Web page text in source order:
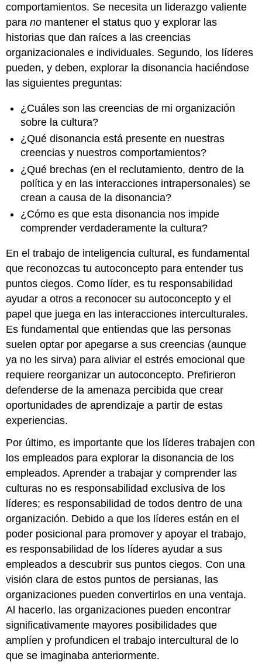
comportamientos. Se necesita un liderazgo valiente
parano mantener el status quo y explorar las
historias que dan raíces a las creencias
organizacionales e individuales. Segundo, los líderes
pueden, y deben, explorar la disonancia haciéndose
las siguientes preguntas:
¿Cuáles son las creencias de mi organización
sobre la cultura?
¿Qué disonancia está presente en nuestras
creencias y nuestros comportamientos?
¿Qué brechas (en el reclutamiento, dentro de la
política y en las interacciones intrapersonales) se
crean a causa de la disonancia?
¿Cómo es que esta disonancia nos impide
comprender verdaderamente la cultura?
En el trabajo de inteligencia cultural, es fundamental
que reconozcas tu autoconcepto para entender tus
puntos ciegos. Como líder, es tu responsabilidad
ayudar a otros a reconocer su autoconcepto y el
papel que juega en las interacciones interculturales.
Es fundamental que entiendas que las personas
suelen optar por apegarse a sus creencias (aunque
ya no les sirva) para aliviar el estrés emocional que
requiere reorganizar un autoconcepto. Prefirieron
defenderse de la amenaza percibida que crear
oportunidades de aprendizaje a partir de estas
experiencias.
Por último, es importante que los líderes trabajen con
los empleados para explorar la disonancia de los
empleados. Aprender a trabajar y comprender las
culturas no es responsabilidad exclusiva de los
líderes; es responsabilidad de todos dentro de una
organización. Debido a que los líderes están en el
poder posicional para promover y apoyar el trabajo,
es responsabilidad de los líderes ayudar a sus
empleados a descubrir sus puntos ciegos. Con una
visión clara de estos puntos de persianas, las
organizaciones pueden convertirlos en una ventaja.
Al hacerlo, las organizaciones pueden encontrar
significativamente mayores posibilidades que
amplíen y profundicen el trabajo intercultural de lo
que se imaginaba anteriormente.